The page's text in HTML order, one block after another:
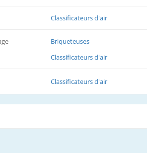
Classificateurs d'air
Briqueteuses
Classificateurs d'air
Classificateurs d'air